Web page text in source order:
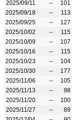
2025/09/11
-- 101
2025/09/18
-- 113
2025/09/25
-- 127
2025/10/02
-- 115
2025/10/09
-- 107
2025/10/16
-- 115
2025/10/23
-- 104
2025/10/30
-- 177
2025/11/06
-- 105
2025/11/13
-- 98
2025/11/20
-- 100
2025/11/27
-- 89